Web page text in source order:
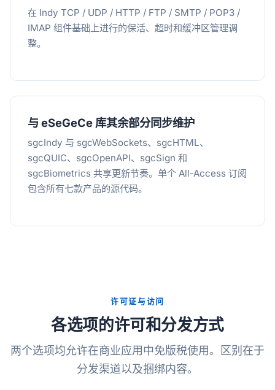
在 Indy TCP / UDP / HTTP / FTP / SMTP / POP3 /
IMAP 组件基础上进行的保活、超时和缓冲区管理调
整。
与 eSeGeCe 库其余部分同步维护
sgcIndy 与 sgcWebSockets、sgcHTML、
sgcQUIC、sgcOpenAPI、sgcSign 和
sgcBiometrics 共享更新节奏。单个 All-Access 订阅
包含所有七款产品的源代码。
许可证与访问
各选项的许可和分发方式
两个选项均允许在商业应用中免版税使用。区别在于
分发渠道以及捆绑内容。